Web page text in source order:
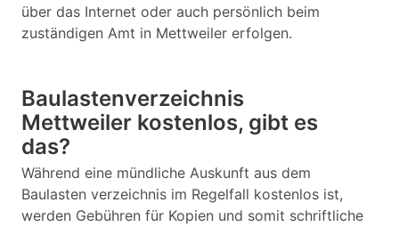
über das Internet oder auch persönlich beim
zuständigen Amt in Mettweiler erfolgen.
Baulastenverzeichnis
Mettweiler kostenlos, gibt es
das?
Während eine mündliche Auskunft aus dem
Baulasten verzeichnis im Regelfall kostenlos ist,
werden Gebühren für Kopien und somit schriftliche